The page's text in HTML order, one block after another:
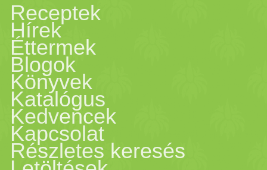
Receptek
Hírek
Éttermek
Blogok
Könyvek
Katalógus
Kedvencek
Kapcsolat
Részletes keresés